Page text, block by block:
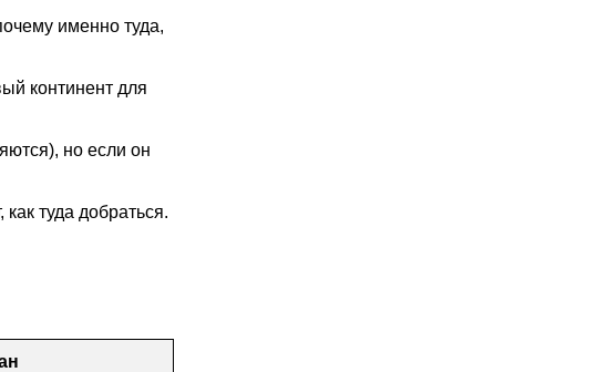
именно туда,
континент для
но если он
туда добраться.